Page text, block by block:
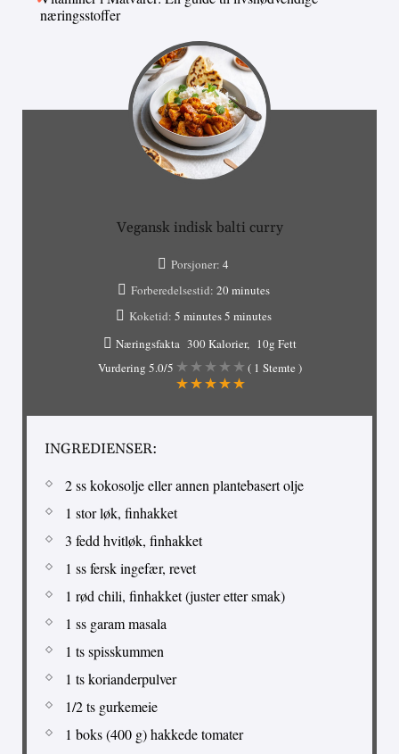
næringsstoffer
Vegansk indisk balti curry
Porsjoner: 4
Forberedelsestid: 20 minutes
Koketid: 5 minutes5 minutes
Næringsfakta 300 Kalorier
10g Fett
Vurdering 5.0/5 ( 1 Stemte )
INGREDIENSER:
2 ss kokosolje eller annen plantebasert olje
1 stor løk, finhakket
3 fedd hvitløk, finhakket
1 ss fersk ingefær, revet
1 rød chili, finhakket (juster etter smak)
1 ss garam masala
1 ts spisskummen
1 ts korianderpulver
1/2 ts gurkemeie
1 boks (400 g) hakkede tomater